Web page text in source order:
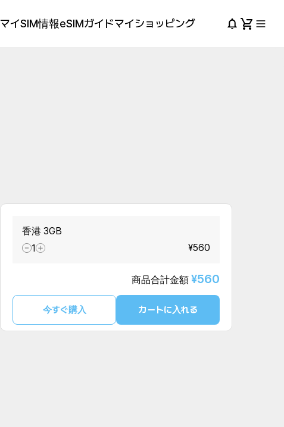
マイSIM情報eSIMガイドマイショッピング
香港 3GB
1
¥560
商品合計金額 ¥560
今すぐ購入 カートに入れる